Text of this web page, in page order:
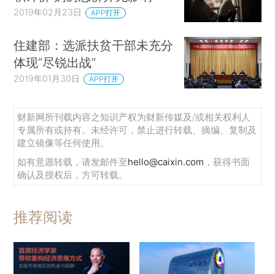
2019年02月23日 APP打开
住建部：选派扶贫干部未充分
体现“尽锐出战”
2019年01月30日 APP打开
财新网所刊载内容之知识产权为财新传媒及/或相关权利人
专属所有或持有。未经许可，禁止进行转载、摘编、复制及
建立镜像等任何使用。
如有意愿转载，请发邮件至hello@caixin.com ，获得书面
确认及授权后，方可转载。
推荐阅读